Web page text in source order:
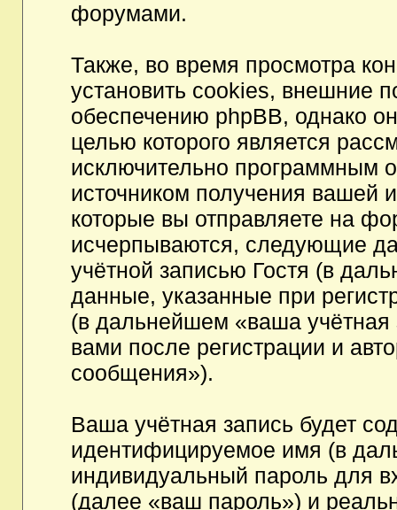
форумами.
Также, во время просмотра
установить cookies, внешние
обеспечению phpBB, однако
целью которого является
исключительно программным
источником получения
которые вы отправляете на
исчерпываются, следующие
учётной записью Гостя (в
данные, указанные при
(в дальнейшем «ваша
вами после регистрации и
сообщения»).
Ваша учётная запись будет
идентифицируемое имя (в
индивидуальный пароль для
(далее «ваш пароль») и